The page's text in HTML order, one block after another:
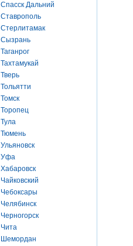
Спасск Дальний
Ставрополь
Стерлитамак
Сызрань
Таганрог
Тахтамукай
Тверь
Тольятти
Томск
Торопец
Тула
Тюмень
Ульяновск
Уфа
Хабаровск
Чайковский
Чебоксары
Челябинск
Черногорск
Чита
Шемордан